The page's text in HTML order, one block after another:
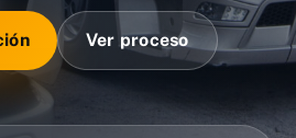
Ver proceso